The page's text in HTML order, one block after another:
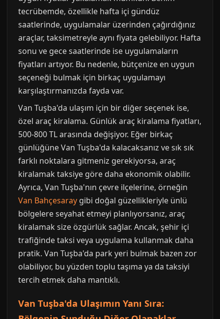
tecrübemde, özellikle hafta içi gündüz
saatlerinde, uygulamalar üzerinden çağırdığınız
araçlar, taksimetreyle aynı fiyata gelebiliyor. Hafta
sonu ve gece saatlerinde ise uygulamaların
fiyatları artıyor. Bu nedenle, bütçenize en uygun
seçeneği bulmak için birkaç uygulamayı
karşılaştırmanızda fayda var.
Van Tuşba'da ulaşım için bir diğer seçenek ise,
özel araç kiralama. Günlük araç kiralama fiyatları,
500-800 TL arasında değişiyor. Eğer birkaç
günlüğüne Van Tuşba'da kalacaksanız ve sık sık
farklı noktalara gitmeniz gerekiyorsa, araç
kiralamak taksiye göre daha ekonomik olabilir.
Ayrıca, Van Tuşba'nın çevre ilçelerine, örneğin
Van Bahçesaray gibi doğal güzellikleriyle ünlü
bölgelere seyahat etmeyi planlıyorsanız, araç
kiralamak size özgürlük sağlar. Ancak, şehir içi
trafiğinde taksi veya uygulama kullanmak daha
pratik. Van Tuşba'da park yeri bulmak bazen zor
olabiliyor, bu yüzden toplu taşıma ya da taksiyi
tercih etmek daha mantıklı.
Van Tuşba'da Ulaşımın Yanı Sıra: